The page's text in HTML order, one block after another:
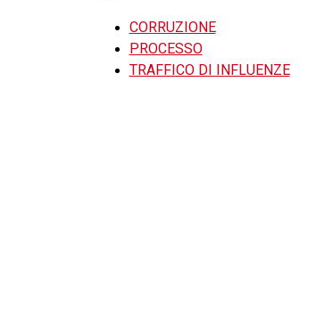
CORRUZIONE
PROCESSO
TRAFFICO DI INFLUENZE